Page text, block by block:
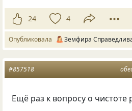
24 4
Опубликовала Земфира
#857518
Ещё раз к вопросу о чистоте